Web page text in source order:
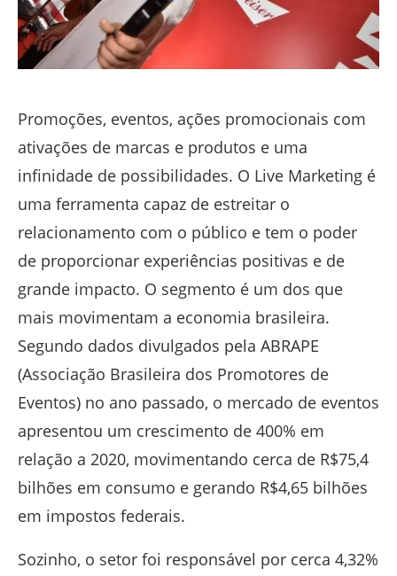
Promoções, eventos, ações promocionais com
ativações de marcas e produtos e uma
infinidade de possibilidades. O Live Marketing é
uma ferramenta capaz de estreitar o
relacionamento com o público e tem o poder
de proporcionar experiências positivas e de
grande impacto. O segmento é um dos que
mais movimentam a economia brasileira.
Segundo dados divulgados pela ABRAPE
(Associação Brasileira dos Promotores de
Eventos) no ano passado, o mercado de eventos
apresentou um crescimento de 400% em
relação a 2020, movimentando cerca de R$75,4
bilhões em consumo e gerando R$4,65 bilhões
em impostos federais.
Sozinho, o setor foi responsável por cerca 4,32%